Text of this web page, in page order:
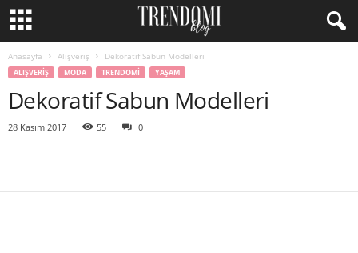
Anasayfa Alışveriş Dekoratif Sabun Modelleri
ALIŞVERIŞ MODA TRENDOMI YAŞAM
Dekoratif Sabun Modelleri
28 Kasım 2017 55 0